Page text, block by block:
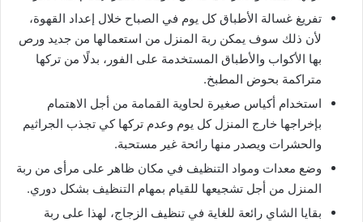
تفريغ غسالة الأطباق كل يوم في الصباح خلال إعداد القهوة،
لأن ذلك سوف يمكن ربة المنزل من استعمالها من جديد ورص
بها الأكواب والأطباق المستخدمة على الفور، بدلًا من تركها
متراكمة بحوض المطبخ.
استخدام أكياس صغيرة لحاوية القمامة من أجل الاهتمام
بإخراجها خارج المنزل كل يوم وعدم تركها كي تجذب الجراثيم
والحشرات ويصدر منها رائحة غير مستحبة.
وضع معدات ومواد التنظيف في مكان ظاهر على مرأى من ربة
المنزل من أجل تشجيعها للقيام بمهام التنظيف بشكل دوري.
بقايا الشاي رائعة للغاية في تنظيف الزجاج، لهذا على ربة